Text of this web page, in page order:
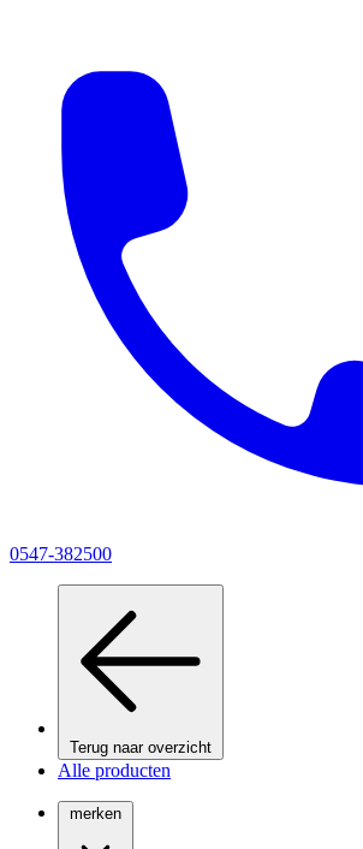
0547-382500
Terug naar overzicht
Alle producten
merken